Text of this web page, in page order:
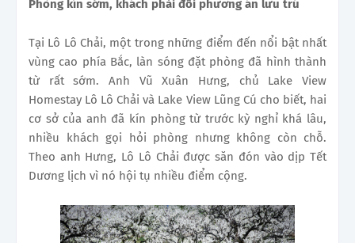
Phòng kín sớm, khách phải đổi phương án lưu trú
Tại Lô Lô Chải, một trong những điểm đến nổi bật nhất
vùng cao phía Bắc, làn sóng đặt phòng đã hình thành
từ rất sớm. Anh Vũ Xuân Hưng, chủ Lake View
Homestay Lô Lô Chải và Lake View Lũng Cú cho biết, hai
cơ sở của anh đã kín phòng từ trước kỳ nghỉ khá lâu,
nhiều khách gọi hỏi phòng nhưng không còn chỗ.
Theo anh Hưng, Lô Lô Chải được săn đón vào dịp Tết
Dương lịch vì nó hội tụ nhiều điểm cộng.